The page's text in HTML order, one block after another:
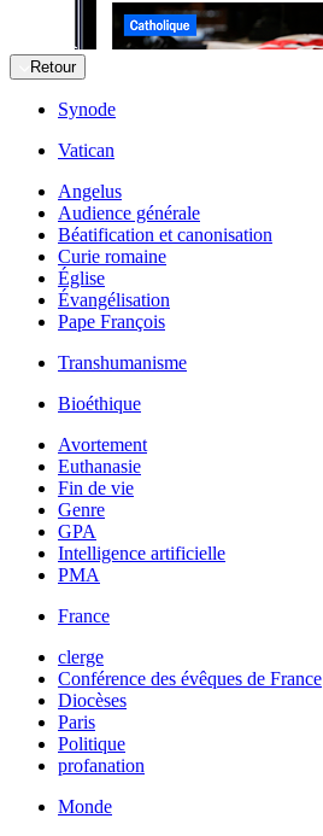
Retour
Synode
Vatican
Angelus
Audience générale
Béatification et canonisation
Curie romaine
Église
Évangélisation
Pape François
Transhumanisme
Bioéthique
Avortement
Euthanasie
Fin de vie
Genre
GPA
Intelligence artificielle
PMA
France
clerge
Conférence des évêques de France
Diocèses
Paris
Politique
profanation
Monde